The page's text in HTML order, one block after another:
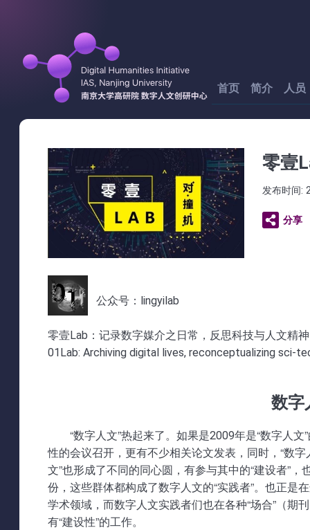
首页 简介 人员
零壹
发布时间:
分享
公众号：lingyilab
零壹Lab：记录数字媒介之日常，反思科技与人文精神
01Lab: Archiving digital lives, reconceptualizing sci-
数字
“数字人文”热起来了。如果是2009年是“数字人
性的会议召开，更有不少相关论文发表，同时，“数
文”也形成了不同的同心圆，有参与其中的“建设者”
份，这些群体都构成了数字人文的“实践者”。也正是
学术领域，而数字人文实践者们也在各种“场合”（期
有“建设性”的工作。